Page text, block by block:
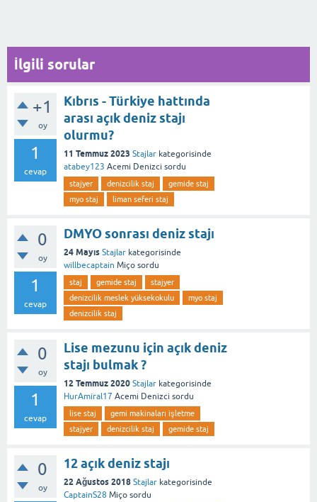
İlgili sorular
+1
oy
1
cevap
Kıbrıs - Türkiye hattında
arası açık deniz stajı
olurmu?
11 Temmuz 2023 Stajlar kategorisinde
atabey123 Acemi Denizci sordu
stajyer denizcilik staj
gemide staj
myo staj
liman seferi staj
0
oy
1
cevap
DMYO sonrası deniz stajı
24 Mayıs Stajlar kategorisinde
willbecaptain Miço sordu
staj gemide staj
stajyer
denizcilik meslek yüksekokulu
myo staj
denizcilik staj
0
oy
1
cevap
Lise mezunu için açık deniz
stajı bulmak ?
12 Temmuz 2020 Stajlar kategorisinde
HurAmiral17 Acemi Denizci sordu
lise staj
gemi makinaları işletme
stajyer
denizcilik staj gemide staj
0
oy
12 açık deniz stajı
22 Ağustos 2018 Stajlar kategorisinde
CaptainS28 Miço sordu